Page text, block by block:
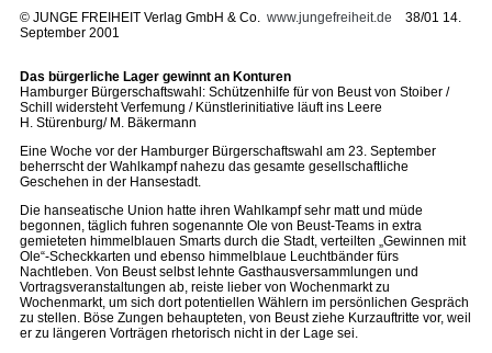
© JUNGE FREIHEIT Verlag GmbH & Co. www.jungefreiheit.de 38/01 14.
September 2001
Das bürgerliche Lager gewinnt an Konturen
Hamburger Bürgerschaftswahl: Schützenhilfe für von Beust von Stoiber /
Schill widersteht Verfemung / Künstlerinitiative läuft ins Leere
H. Stürenburg/ M. Bäkermann
Eine Woche vor der Hamburger Bürgerschaftswahl am 23. September
beherrscht der Wahlkampf nahezu das gesamte gesellschaftliche
Geschehen in der Hansestadt.
Die hanseatische Union hatte ihren Wahlkampf sehr matt und müde
begonnen, täglich fuhren sogenannte Ole von Beust-Teams in extra
gemieteten himmelblauen Smarts durch die Stadt, verteilten „Gewinnen mit
Ole“-Scheckkarten und ebenso himmelblaue Leuchtbänder fürs
Nachtleben. Von Beust selbst lehnte Gasthausversammlungen und
Vortragsveranstaltungen ab, reiste lieber von Wochenmarkt zu
Wochenmarkt, um sich dort potentiellen Wählern im persönlichen Gespräch
zu stellen. Böse Zungen behaupteten, von Beust ziehe Kurzauftritte vor, weil
er zu längeren Vorträgen rhetorisch nicht in der Lage sei.